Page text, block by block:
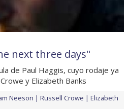
next three days"
de Paul Haggis, cuyo rodaje ya
y Elizabeth Banks
Neeson Russell Crowe
Elizabeth